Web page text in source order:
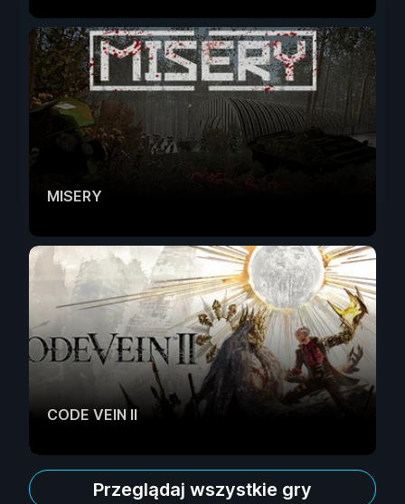
MISERY
CODE VEIN II
Przeglądaj wszystkie gry